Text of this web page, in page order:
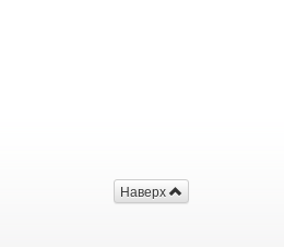
Наверх